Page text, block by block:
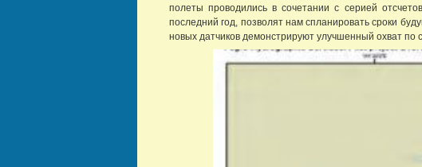
полеты проводились в сочетании с серией
последний год, позволят нам спланировать сроки
новых датчиков демонстрируют улучшенный охват